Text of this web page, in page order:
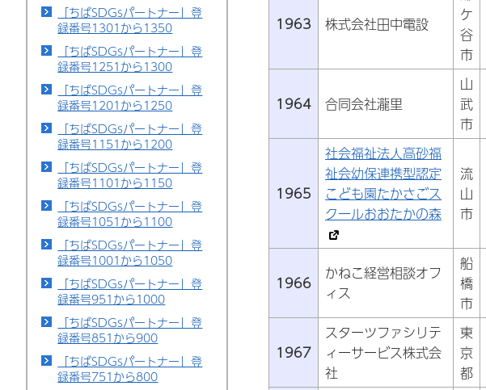
「ちばSDGsパートナー」登
録番号1301から1350
「ちばSDGsパートナー」登
録番号1251から1300
「ちばSDGsパートナー」登
録番号1201から1250
「ちばSDGsパートナー」登
録番号1151から1200
「ちばSDGsパートナー」登
録番号1101から1150
「ちばSDGsパートナー」登
録番号1051から1100
「ちばSDGsパートナー」登
録番号1001から1050
「ちばSDGsパートナー」登
録番号951から1000
「ちばSDGsパートナー」登
録番号851から900
「ちばSDGsパートナー」登
録番号751から800
1963 株式会社田中電設
ケ
谷
市
1964 合同会社瀧里
山
武
市
1965
社会福祉法人高砂福
祉会幼保連携型認定
こども園たかさごス
クールおおたかの森
流
山
市
1966
かねこ経営相談オフ
ィス
船
橋
市
1967
スターツファシリテ
ィーサービス株式会
社
東
京
都